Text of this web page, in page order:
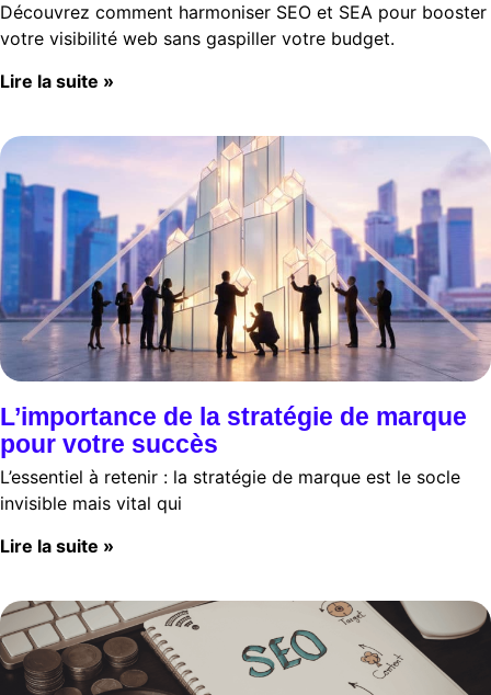
Découvrez comment harmoniser SEO et SEA pour booster
votre visibilité web sans gaspiller votre budget.
Lire la suite »
L’importance de la stratégie de marque
pour votre succès
L’essentiel à retenir : la stratégie de marque est le socle
invisible mais vital qui
Lire la suite »